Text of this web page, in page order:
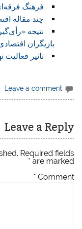
فرهنگ
چند مقاله
نتیجه
بازیگران
تاثیر
Leave a comment
Leave a Reply
Required fields
are marked
*
Comment
*